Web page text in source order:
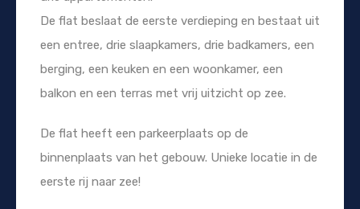
De flat beslaat de eerste verdieping en bestaat uit
een entree, drie slaapkamers, drie badkamers, een
berging, een keuken en een woonkamer, een
balkon en een terras met vrij uitzicht op zee.
De flat heeft een parkeerplaats op de
binnenplaats van het gebouw. Unieke locatie in de
eerste rij naar zee!